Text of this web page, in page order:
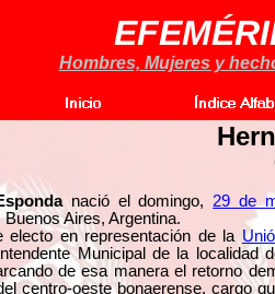
Hombres, Mujeres y
nació el domingo, 29 de
Aires, Argentina.
electo en representación de la
Municipal de la localidad
de esa manera el retorno
centro-oeste bonaerense, cargo